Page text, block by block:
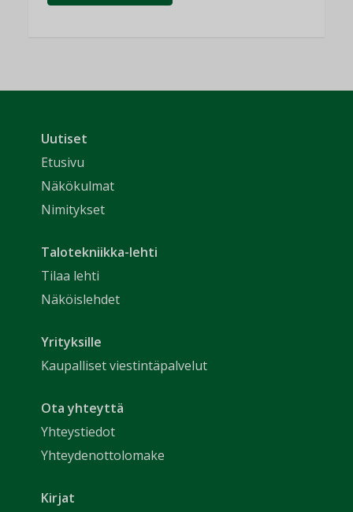
Uutiset
Etusivu
Näkökulmat
Nimitykset
Talotekniikka-lehti
Tilaa lehti
Näköislehdet
Yrityksille
Kaupalliset viestintäpalvelut
Ota yhteyttä
Yhteystiedot
Yhteydenottolomake
Kirjat